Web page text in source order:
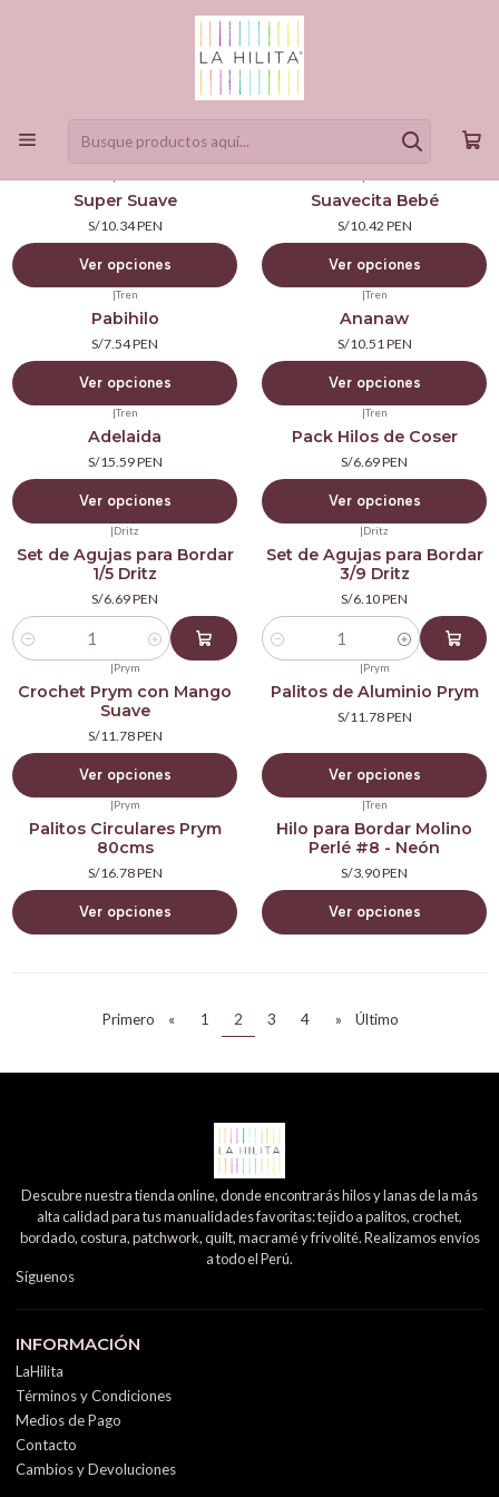
Manualidades
Super Suave
S/10.34 PEN
Ver opciones
Suavecita Bebé
S/10.42 PEN
Ver opciones
|Tren
Pabihilo
S/7.54 PEN
Ver opciones
|Tren
Ananaw
S/10.51 PEN
Ver opciones
|Tren
Adelaida
S/15.59 PEN
Ver opciones
|Tren
Pack Hilos de Coser
S/6.69 PEN
Ver opciones
|Dritz
Set de Agujas para Bordar
1/5 Dritz
S/6.69 PEN
Cantidad
|Dritz
Set de Agujas para Bordar
3/9 Dritz
S/6.10 PEN
Cantidad
|Prym
Crochet Prym con Mango
Suave
S/11.78 PEN
Ver opciones
|Prym
Palitos de Aluminio Prym
S/11.78 PEN
Ver opciones
|Prym
Palitos Circulares Prym
80cms
S/16.78 PEN
Ver opciones
|Tren
Hilo para Bordar Molino
Perlé #8 - Neón
S/3.90 PEN
Ver opciones
Primero « 1 2 3 4 » Último
Descubre nuestra tienda online, donde encontrarás hilos y lanas de la más
alta calidad para tus manualidades favoritas: tejido a palitos, crochet,
bordado, costura, patchwork, quilt, macramé y frivolité. Realizamos envíos
a todo el Perú.
Síguenos
INFORMACIÓN
LaHilita
Términos y Condiciones
Medios de Pago
Contacto
Cambios y Devoluciones